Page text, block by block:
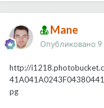
Mane
Опубликовано
http://
pg